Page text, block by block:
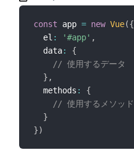
const app = new Vue({
  el
: '#app' ,
  data
:
{
// 使用するデータ
} ,
  methods
:
{
// 使用するメソッド
}
})